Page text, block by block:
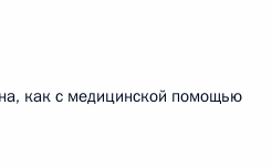
как с медицинской помощью